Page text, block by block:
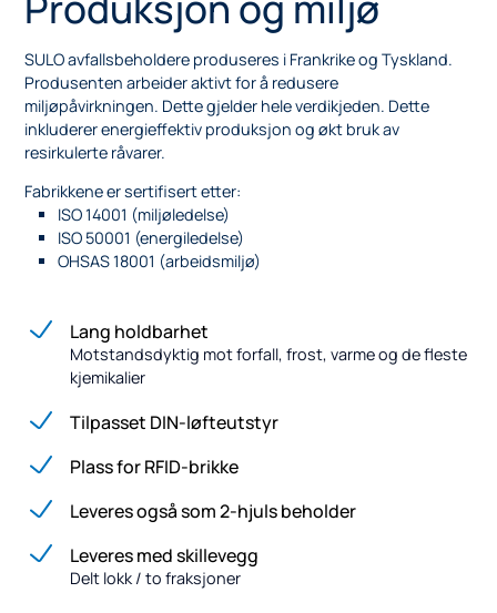
SULO avfallsbeholdere produseres i Frankrike og Tyskland.
Produsenten arbeider aktivt for å redusere
miljøpåvirkningen. Dette gjelder hele verdikjeden. Dette
inkluderer energieffektiv produksjon og økt bruk av
resirkulerte råvarer.
Fabrikkene er sertifisert etter:
ISO 14001 (miljøledelse)
ISO 50001 (energiledelse)
OHSAS 18001 (arbeidsmiljø)
Lang holdbarhet
Motstandsdyktig mot forfall, frost, varme og de fleste
kjemikalier
Tilpasset DIN-løfteutstyr
Plass for RFID-brikke
Leveres også som 2-hjuls beholder
Leveres med skillevegg
Delt lokk / to fraksjoner